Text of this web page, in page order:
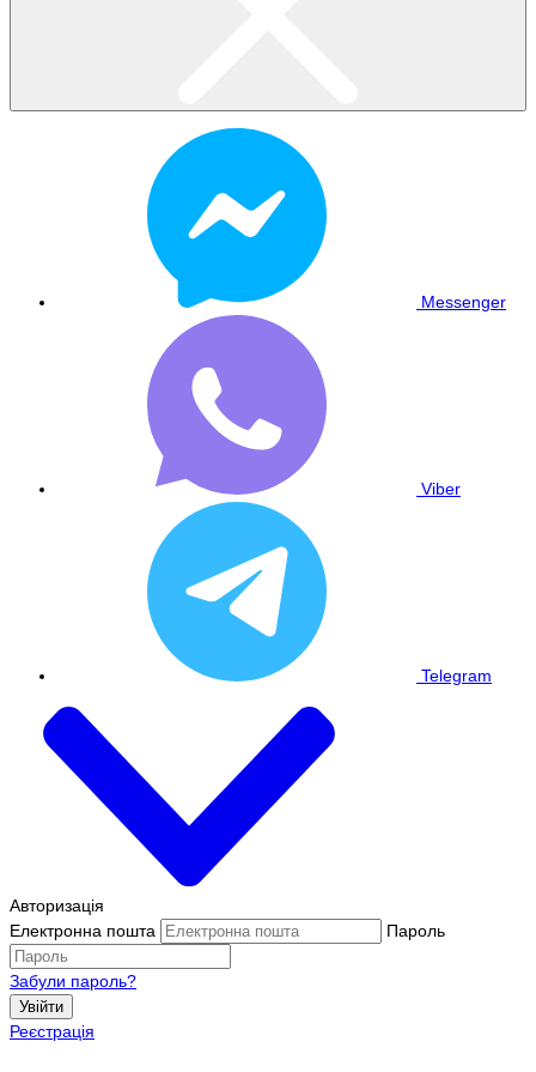
Messenger
Viber
Telegram
Авторизація
Електронна пошта
Пароль
Забули пароль?
Увійти
Реєстрація